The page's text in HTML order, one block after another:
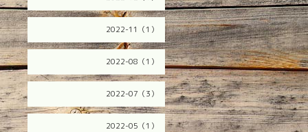
2022-11（1）
2022-08（1）
2022-07（3）
2022-05（1）